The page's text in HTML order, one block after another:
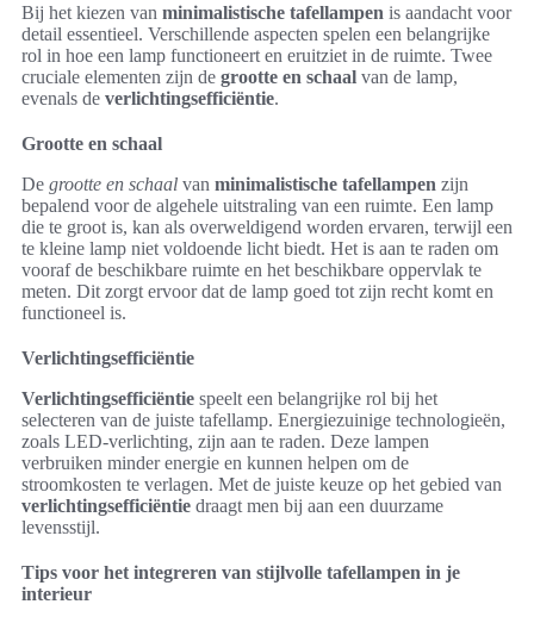
Bij het kiezen van minimalistische tafellampen is aandacht voor
detail essentieel. Verschillende aspecten spelen een belangrijke
rol in hoe een lamp functioneert en eruitziet in de ruimte. Twee
cruciale elementen zijn de grootte en schaal van de lamp,
evenals de verlichtingsefficiëntie.
Grootte en schaal
De grootte en schaal van minimalistische tafellampen zijn
bepalend voor de algehele uitstraling van een ruimte. Een lamp
die te groot is, kan als overweldigend worden ervaren, terwijl een
te kleine lamp niet voldoende licht biedt. Het is aan te raden om
vooraf de beschikbare ruimte en het beschikbare oppervlak te
meten. Dit zorgt ervoor dat de lamp goed tot zijn recht komt en
functioneel is.
Verlichtingsefficiëntie
Verlichtingsefficiëntie speelt een belangrijke rol bij het
selecteren van de juiste tafellamp. Energiezuinige technologieën,
zoals LED-verlichting, zijn aan te raden. Deze lampen
verbruiken minder energie en kunnen helpen om de
stroomkosten te verlagen. Met de juiste keuze op het gebied van
verlichtingsefficiëntie draagt men bij aan een duurzame
levensstijl.
Tips voor het integreren van stijlvolle tafellampen in je
interieur